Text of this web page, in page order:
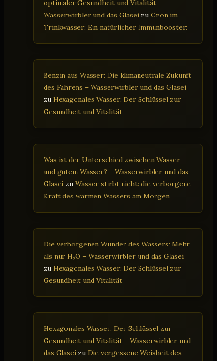
optimaler Gesundheit und Vitalität –
Wasserwirbler und das Glasei zu Ozon im
Trinkwasser: Ein natürlicher Immunbooster:
Benzin aus Wasser: Die klimaneutrale Zukunft
des Fahrens – Wasserwirbler und das Glasei
zu Hexagonales Wasser: Der Schlüssel zur
Gesundheit und Vitalität
Was ist der Unterschied zwischen Wasser
und gutem Wasser? – Wasserwirbler und das
Glasei zu Wasser stirbt nicht: die verborgene
Kraft des warmen Wassers am Morgen
Die verborgenen Wunder des Wassers: Mehr
als nur H₂O – Wasserwirbler und das Glasei
zu Hexagonales Wasser: Der Schlüssel zur
Gesundheit und Vitalität
Hexagonales Wasser: Der Schlüssel zur
Gesundheit und Vitalität – Wasserwirbler und
das Glasei zu Die vergessene Weisheit des